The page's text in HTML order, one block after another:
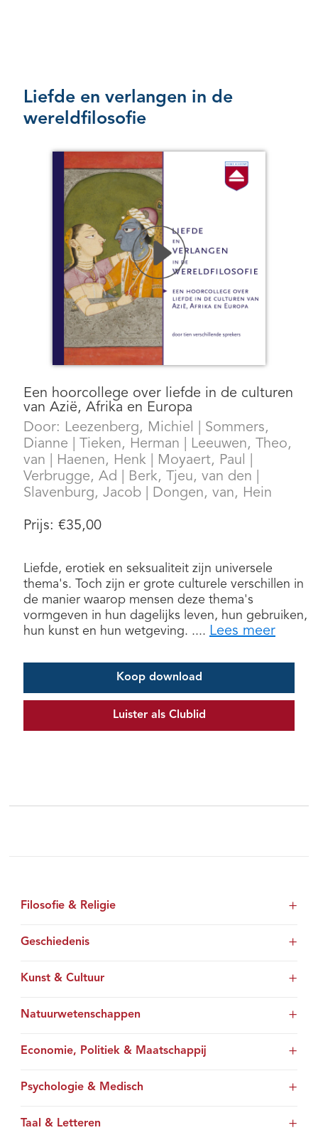
Liefde en verlangen in de
wereldfilosofie
Een hoorcollege over liefde in de culturen
van Azië, Afrika en Europa
Door: Leezenberg, Michiel
Sommers,
Dianne
Tieken, Herman
Leeuwen, Theo,
van
Haenen, Henk Moyaert, Paul
Verbrugge, Ad
Berk, Tjeu, van den
Slavenburg, Jacob
Dongen, van, Hein
Prijs: €35,00
Liefde, erotiek en seksualiteit zijn universele
thema's. Toch zijn er grote culturele verschillen in
de manier waarop mensen deze thema's
vormgeven in hun dagelijks leven, hun gebruiken,
hun kunst en hun wetgeving. .... Lees meer
Koop download
Luister als Clublid
Filosofie & Religie
Geschiedenis
Kunst & Cultuur
Natuurwetenschappen
Economie, Politiek & Maatschappij
Psychologie & Medisch
Taal & Letteren